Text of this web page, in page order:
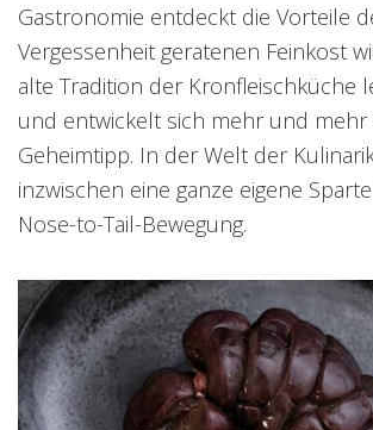
Gastronomie entdeckt die Vorteile
Vergessenheit geratenen Feinkost
alte Tradition der Kronfleischküche
und entwickelt sich mehr und mehr
Geheimtipp. In der Welt der
inzwischen eine ganze eigene
Nose-to-Tail-Bewegung.